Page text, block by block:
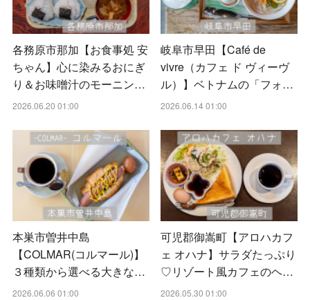
各務原市那加【お食事処 安
ちゃん】心に染みるおにぎ
り＆お味噌汁のモーニン…
2026.06.20 01:00
岐阜市早田【Café de
vivre（カフェ ド ヴィーヴ
ル）】ベトナムの「フォ…
2026.06.14 01:00
本巣市曽井中島
【COLMAR(コルマール)】
３種類から選べる大きな…
2026.06.06 01:00
可児郡御嵩町【アロハカフ
ェ オハナ】サラダたっぷり
♡リゾート風カフェのヘ…
2026.05.30 01:00